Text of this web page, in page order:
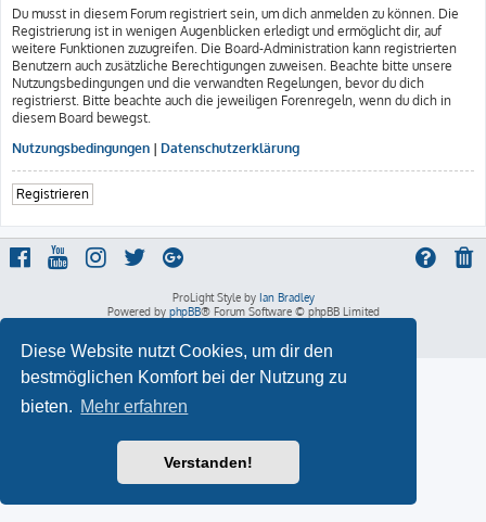
Diese Website nutzt Cookies, um dir den
bestmöglichen Komfort bei der Nutzung zu
bieten. Mehr erfahren
Verstanden!
Du musst in diesem Forum registriert sein, um dich anmelden zu können. Die
Registrierung ist in wenigen Augenblicken erledigt und ermöglicht dir, auf
weitere Funktionen zuzugreifen. Die Board-Administration kann registrierten
Benutzern auch zusätzliche Berechtigungen zuweisen. Beachte bitte unsere
Nutzungsbedingungen und die verwandten Regelungen, bevor du dich
registrierst. Bitte beachte auch die jeweiligen Forenregeln, wenn du dich in
diesem Board bewegst.
Nutzungsbedingungen | Datenschutzerklärung
Registrieren
ProLight Style by Ian Bradley
Powered by phpBB® Forum Software © phpBB Limited